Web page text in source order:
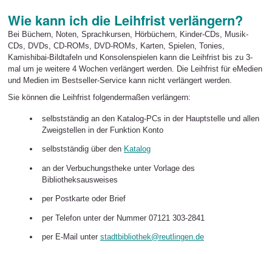
Wie kann ich die Leihfrist verlängern?
Bei Büchern, Noten, Sprachkursen, Hörbüchern, Kinder-CDs, Musik-
CDs, DVDs, CD-ROMs, DVD-ROMs, Karten, Spielen, Tonies,
Kamishibai-Bildtafeln und Konsolenspielen kann die Leihfrist bis zu 3-
mal um je weitere 4 Wochen verlängert werden. Die Leihfrist für eMedien
und Medien im Bestseller-Service kann nicht verlängert werden.
Sie können die Leihfrist folgendermaßen verlängern:
selbstständig an den Katalog-PCs in der Hauptstelle und allen
Zweigstellen in der Funktion Konto
selbstständig über den Katalog
an der Verbuchungstheke unter Vorlage des
Bibliotheksausweises
per Postkarte oder Brief
per Telefon unter der Nummer 07121 303-2841
per E-Mail unter stadtbibliothek@reutlingen.de